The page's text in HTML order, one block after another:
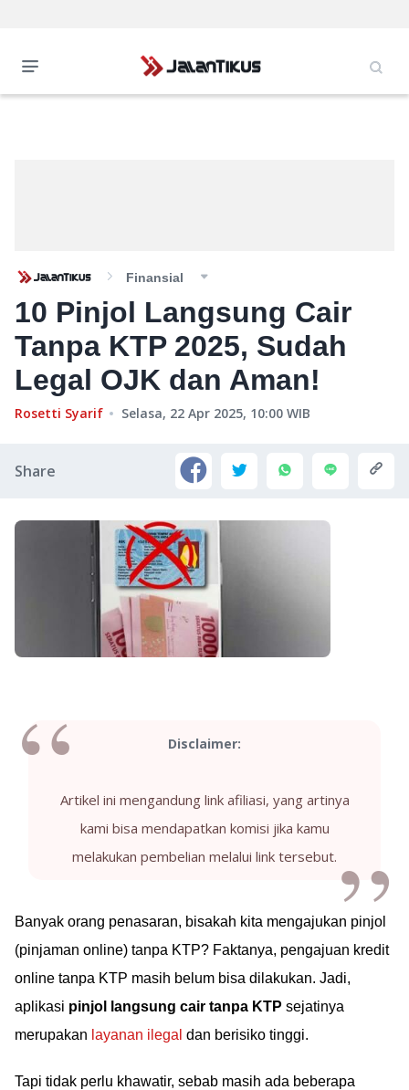
Finansial
10 Pinjol Langsung Cair
Tanpa KTP 2025, Sudah
Legal OJK dan Aman!
Rosetti Syarif Selasa, 22 Apr 2025, 10:00 WIB
Share
Disclaimer:
Artikel ini mengandung link afiliasi, yang artinya
kami bisa mendapatkan komisi jika kamu
melakukan pembelian melalui link tersebut.
Banyak orang penasaran, bisakah kita mengajukan pinjol
(pinjaman online) tanpa KTP? Faktanya, pengajuan kredit
online tanpa KTP masih belum bisa dilakukan. Jadi,
aplikasi pinjol langsung cair tanpa KTP sejatinya
merupakan layanan ilegal dan berisiko tinggi.
Tapi tidak perlu khawatir, sebab masih ada beberapa